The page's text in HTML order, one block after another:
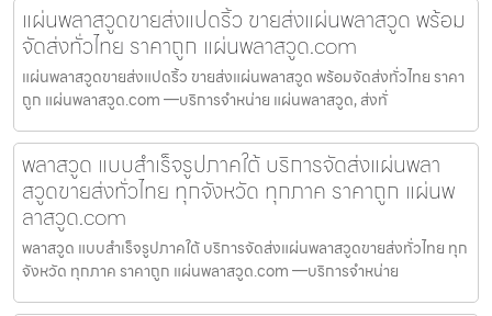
แผ่นพลาสวูดขายส่งแปดริ้ว ขายส่งแผ่นพลาสวูด พร้อม
จัดส่งทั่วไทย ราคาถูก แผ่นพลาสวูด.com
แผ่นพลาสวูดขายส่งแปดริ้ว ขายส่งแผ่นพลาสวูด พร้อมจัดส่งทั่วไทย ราคา
ถูก แผ่นพลาสวูด.com —บริการจำหน่าย แผ่นพลาสวูด, ส่งทั่
พลาสวูด แบบสำเร็จรูปภาคใต้ บริการจัดส่งแผ่นพลา
สวูดขายส่งทั่วไทย ทุกจังหวัด ทุกภาค ราคาถูก แผ่นพ
ลาสวูด.com
พลาสวูด แบบสำเร็จรูปภาคใต้ บริการจัดส่งแผ่นพลาสวูดขายส่งทั่วไทย ทุก
จังหวัด ทุกภาค ราคาถูก แผ่นพลาสวูด.com —บริการจำหน่าย